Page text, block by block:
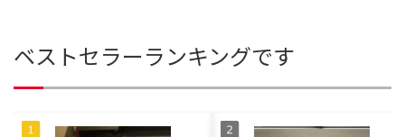
ベストセラーランキングです